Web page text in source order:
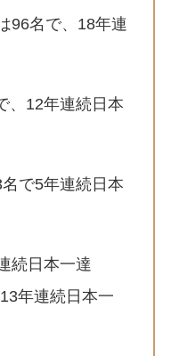
96名で、18年連
、12年連続日本
で5年連続日本
続日本一達
年連続日本一